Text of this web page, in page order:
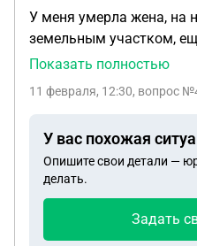
У меня умерла жена, на
земельным участком,
время прожили в браке
были прописаны 3 года
написала отказ,
оформлять вступление
натариус насчита(а
дом и пошлина и
Показать полностью
11 февраля, 12:30, вопрос
У вас похожая
Опишите свои детали —
делать.
Задать